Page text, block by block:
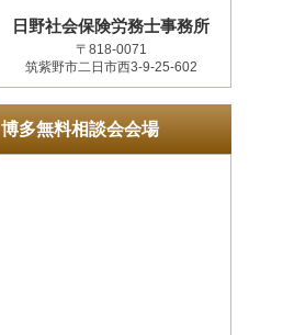
日野社会保険労務士事務所
〒818-0071
筑紫野市二日市西3-9-25-602
博多無料相談会会場